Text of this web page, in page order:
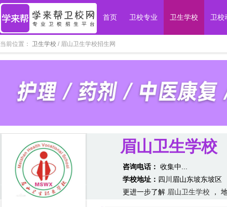
首页 卫校专业 卫生学校 卫校
当前位置： 卫生学校 / 眉山卫生学校招生网
眉山卫生学校
咨询电话： 收集中...
学校地址： 四川眉山东坡东坡区
更进一步了解 眉山卫生学校 ，